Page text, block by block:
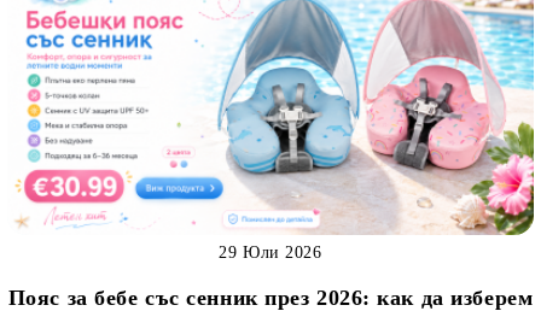
Пояс за бебе със сенник през 2026: как да изберем
29 Юли 2026